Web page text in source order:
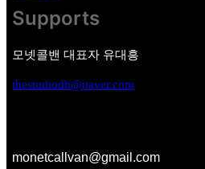
Supports
모넷콜밴 대표자 유대흥
thestudiodh@naver.com
monetcallvan@gmail.com